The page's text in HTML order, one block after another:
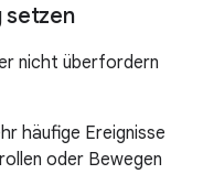
setzen
nicht überfordern
häufige Ereignisse
oder Bewegen